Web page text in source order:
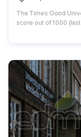
The Times Good
score out of 1000